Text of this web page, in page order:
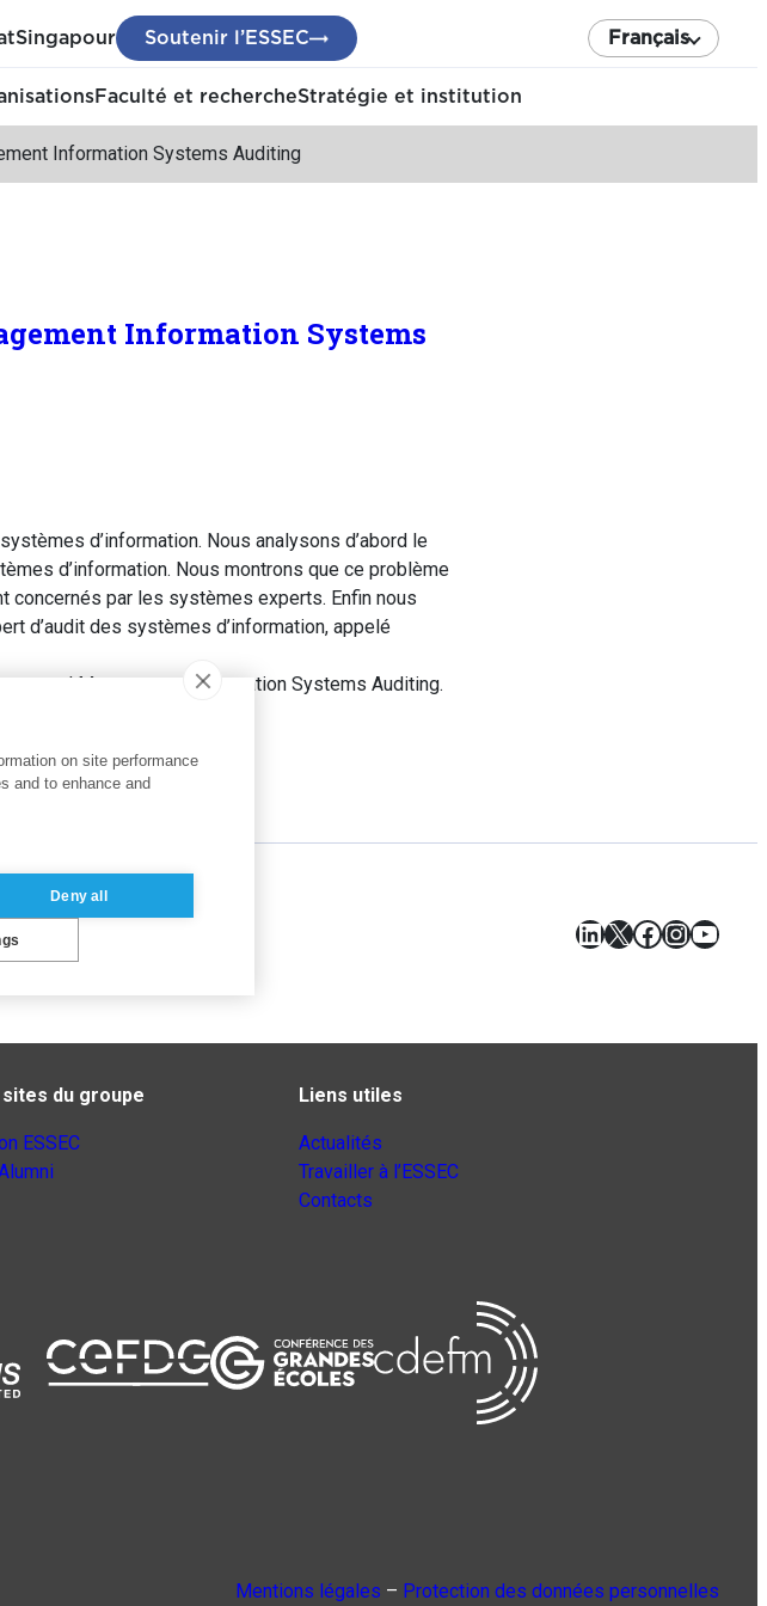
Singapour Soutenir l’ESSEC Français
Faculté et rechercheStratégie et institution
Information Systems Auditing
Information Systems
d’information. Nous analysons d’abord le
d’information. Nous montrons que ce problème
par les systèmes experts. Enfin nous
d’audit des systèmes d’information, appelé
and Management Information Systems Auditing.
LinkedIn
X Facebook
du groupe
ESSEC
Liens utiles
Actualités
Travailler à l’ESSEC
Contacts
Mentions légales – Protection des données personnelles
on site performance
and to enhance and
Deny all